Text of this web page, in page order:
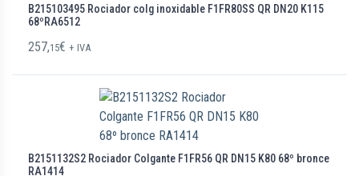
B215103495 Rociador colg inoxidable F1FR80SS QR DN20 K115
68ºRA6512
257,15€ + IVA
B2151132S2 Rociador Colgante F1FR56 QR DN15 K80 68º bronce
RA1414